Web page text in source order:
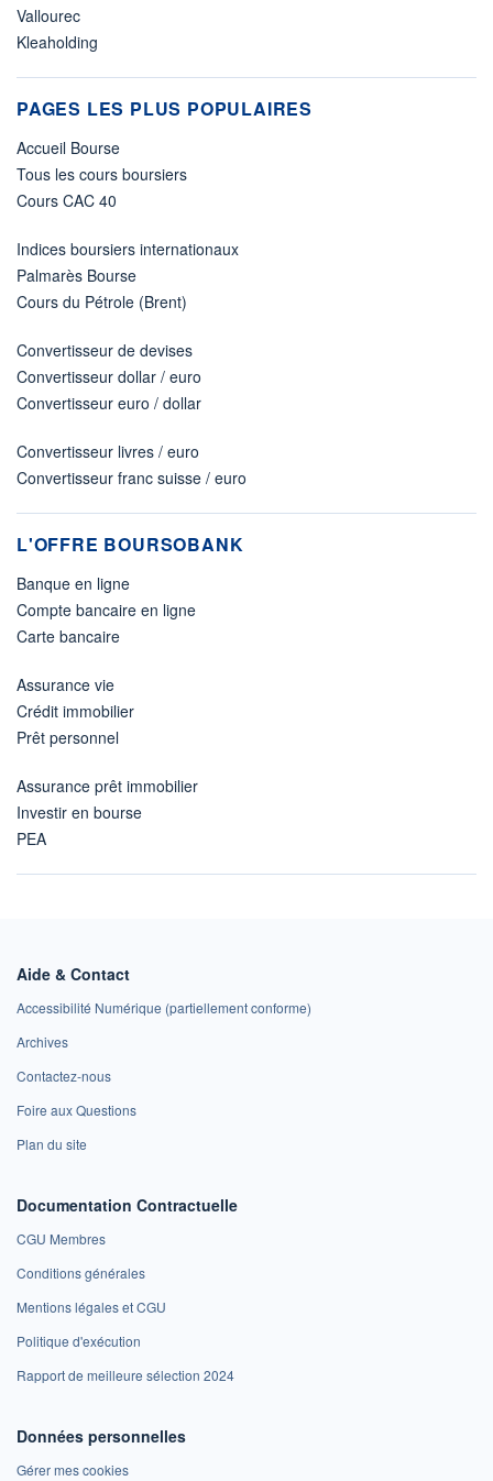
Vallourec
Kleaholding
PAGES LES PLUS POPULAIRES
Accueil Bourse
Tous les cours boursiers
Cours CAC 40
Indices boursiers internationaux
Palmarès Bourse
Cours du Pétrole (Brent)
Convertisseur de devises
Convertisseur dollar / euro
Convertisseur euro / dollar
Convertisseur livres / euro
Convertisseur franc suisse / euro
L'OFFRE BOURSOBANK
Banque en ligne
Compte bancaire en ligne
Carte bancaire
Assurance vie
Crédit immobilier
Prêt personnel
Assurance prêt immobilier
Investir en bourse
PEA
Aide & Contact
Accessibilité Numérique (partiellement conforme)
Archives
Contactez-nous
Foire aux Questions
Plan du site
Documentation Contractuelle
CGU Membres
Conditions générales
Mentions légales et CGU
Politique d'exécution
Rapport de meilleure sélection 2024
Données personnelles
Gérer mes cookies